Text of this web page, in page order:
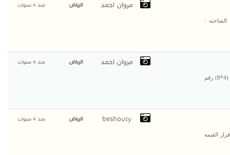
هوو قلاب 375حصان (4*8) رقم الشاحنه :
مروان احمد الرياض منذ 4 سنوات
عملائنا الاعزاء ترقبوا منا اقوى العروض شاحنه هوو قلاب 371حصان (4*8) رقم
مروان احمد الرياض منذ 4 سنوات
القيمه
beshouty الرياض منذ 4 سنوات